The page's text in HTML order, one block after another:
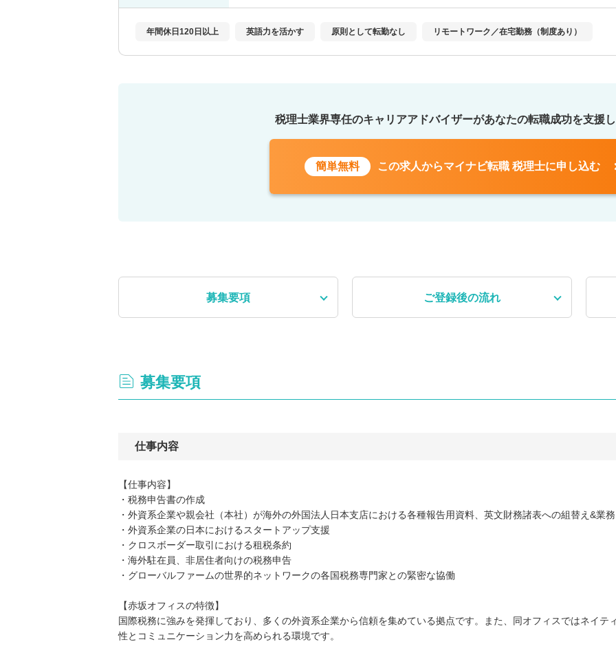
年間休日120日以上 英語力を活かす 原則として転勤なし リモートワーク／在宅勤務（制度あり）
税理士業界専任のキャリアアドバイザーがあなたの転職成功を支援
簡単無料 この求人からマイナビ転職 税理士に申し込む
募集要項 ご登録後の流れ
募集要項
仕事内容
【仕事内容】
・税務申告書の作成
・外資系企業や親会社（本社）が海外の外国法人日本支店における各種報告用資料、英文財務諸表への組替え&業務
・外資系企業の日本におけるスタートアップ支援
・クロスボーダー取引における租税条約
・海外駐在員、非居住者向けの税務申告
・グローバルファームの世界的ネットワークの各国税務専門家との緊密な協働
【赤坂オフィスの特徴】
国際税務に強みを発揮しており、多くの外資系企業から信頼を集めている拠点です。また、同オフィスではネイテ
性とコミュニケーション力を高められる環境です。